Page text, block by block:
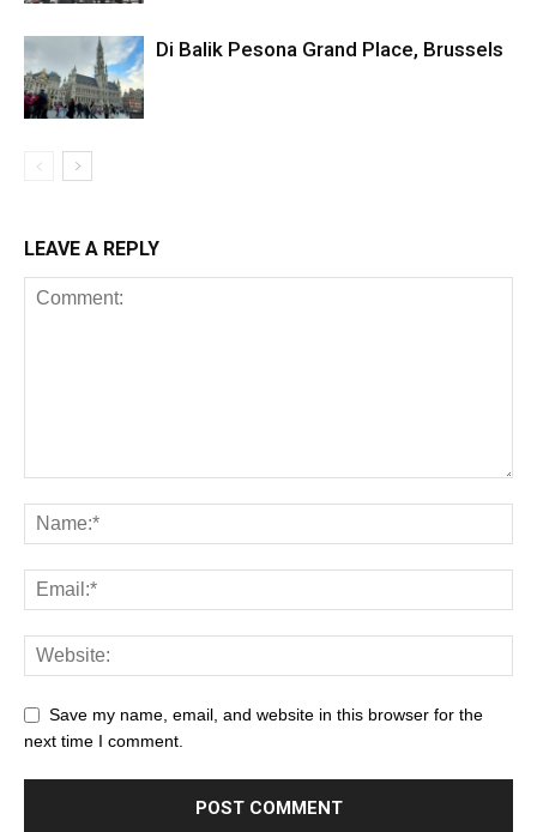
Di Balik Pesona Grand Place, Brussels
LEAVE A REPLY
Save my name, email, and website in this browser for the
next time I comment.